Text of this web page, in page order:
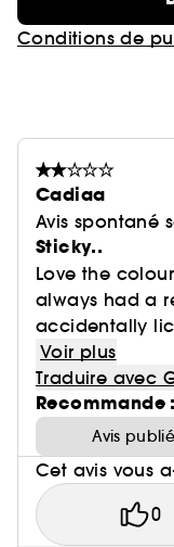
Conditions de
Cadiaa
Avis spontané
Sticky..
Love the
always had a
accidentally
Voir plus
Traduire avec
Recommande
Avis
Cet avis vous
0